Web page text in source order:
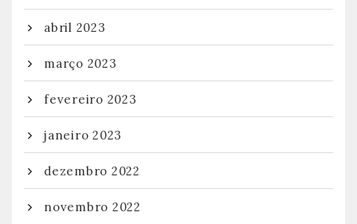
abril 2023
março 2023
fevereiro 2023
janeiro 2023
dezembro 2022
novembro 2022